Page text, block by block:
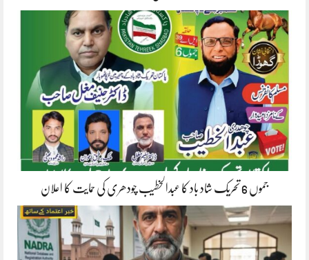
جموں 6 تحریک شاد باد کا عبدالخطیب چودھری کی حمایت کا اعلان